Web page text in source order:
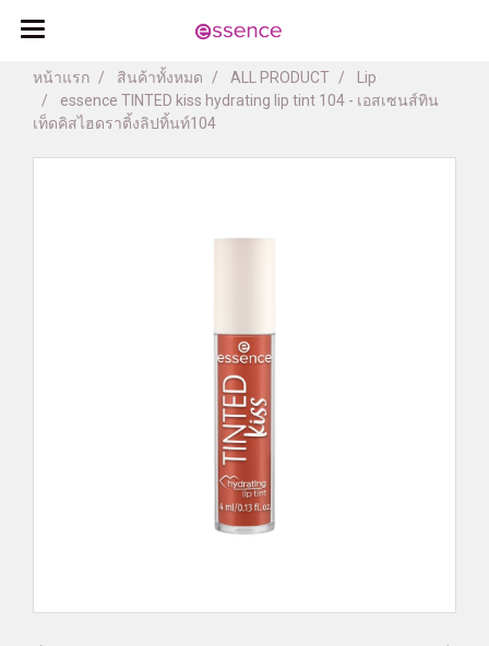
หน้าแรก สินค้าทั้งหมด ALL PRODUCT
Lip
essence TINTED kiss hydrating lip tint 104 - เอสเซนส์ทิน
เท็ดคิสไฮดราติ้งลิปทิ้นท์104